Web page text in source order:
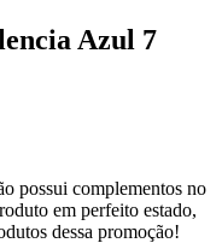
Azul 7
possui complementos no
em perfeito estado,
dessa promoção!